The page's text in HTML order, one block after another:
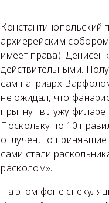
Константинопольский
архиерейским
имеет права).
действительными.
сам патриарх
не ожидал, что
прыгнут в лужу
Поскольку по 10
отлучен, то
сами стали
расколом».
На этом фоне